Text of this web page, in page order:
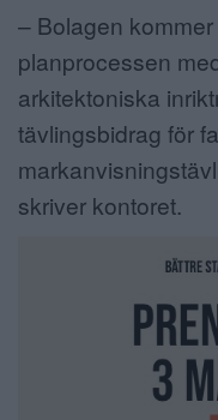
– Bolagen
planprocessen
arkitektoniska
tävlingsbidrag för
skriver kontoret.